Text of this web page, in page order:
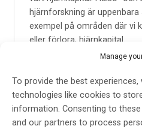
Manage
To provide the best
technologies like cookies to
information. Consenting to
and our partners to process
hjärnforskning är
exempel på områden där vi
eller förlora, hjärnkapital.
Förskolan och skolan är
exceptionell takt och lägger
emotionell och social
trend med låga
likvärdighet i skolan, särskilt